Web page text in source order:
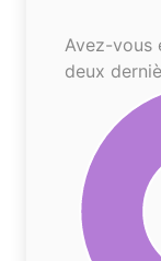
Avez-vous
deux